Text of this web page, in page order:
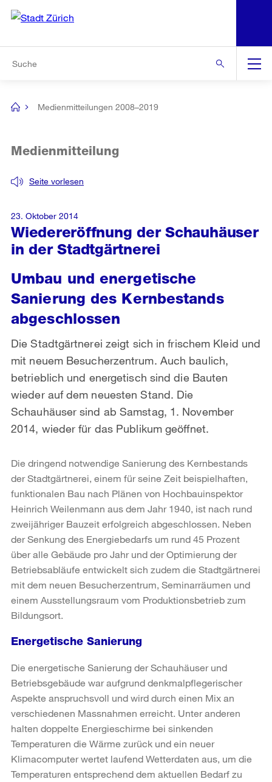
Navigation
[no
Medienmitteilungen 2008–2019
Wiedereröffnung der Schauhäuser
in der Stadtgärtnerei
Seite vorlesen
Medienmitteilung
Umbau und energetische
Sanierung des Kernbestands
abgeschlossen
Die Stadtgärtnerei zeigt sich in frischem Kleid und
mit neuem Besucherzentrum. Auch baulich,
betrieblich und energetisch sind die Bauten
wieder auf dem neuesten Stand. Die
Schauhäuser sind ab Samstag, 1. November
2014, wieder für das Publikum geöffnet.
23. Oktober 2014
Die dringend notwendige Sanierung des Kernbestands
der Stadtgärtnerei, einem für seine Zeit beispielhaften,
funktionalen Bau nach Plänen von Hochbauinspektor
Heinrich Weilenmann aus dem Jahr 1940, ist nach rund
zweijähriger Bauzeit erfolgreich abgeschlossen. Neben
der Senkung des Energiebedarfs um rund 45 Prozent
über alle Gebäude pro Jahr und der Optimierung der
Betriebsabläufe entwickelt sich zudem die Stadtgärtnerei
mit dem neuen Besucherzentrum, Seminarräumen und
einem Ausstellungsraum vom Produktionsbetrieb zum
Bildungsort.
Energetische Sanierung
Die energetische Sanierung der Schauhäuser und
Betriebsgebäude war aufgrund denkmalpflegerischer
Aspekte anspruchsvoll und wird durch einen Mix an
verschiedenen Massnahmen erreicht. Unter anderen
halten doppelte Energieschirme bei sinkenden
Temperaturen die Wärme zurück und ein neuer
Klimacomputer wertet laufend Wetterdaten aus, um die
Temperaturen entsprechend dem aktuellen Bedarf zu